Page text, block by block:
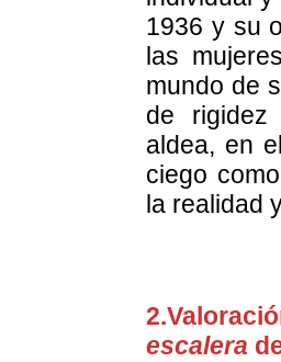
1936 y su
las
mundo de
de rigidez
aldea, en
ciego
la realidad
escalera